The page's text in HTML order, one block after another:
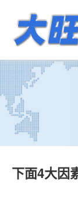
下面4大因